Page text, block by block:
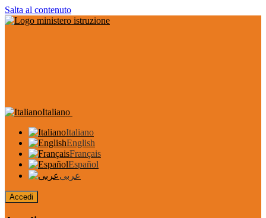
Salta al contenuto
Italiano
Italiano
English
Français
Español
عربى
Accedi